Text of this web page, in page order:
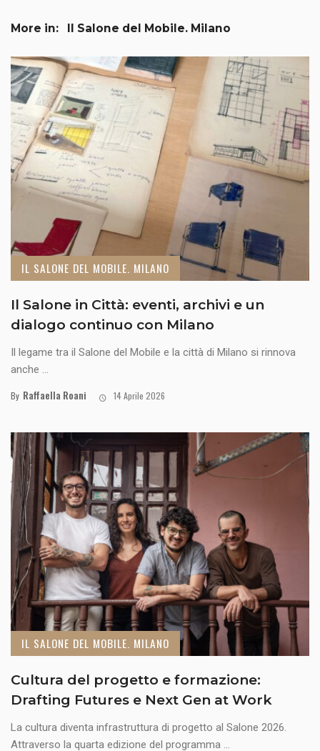
More in: Il Salone del Mobile. Milano
IL SALONE DEL MOBILE. MILANO
Il Salone in Città: eventi, archivi e un
dialogo continuo con Milano
Il legame tra il Salone del Mobile e la città di Milano si rinnova
anche ...
By Raffaella Roani 14 Aprile 2026
IL SALONE DEL MOBILE. MILANO
Cultura del progetto e formazione:
Drafting Futures e Next Gen at Work
La cultura diventa infrastruttura di progetto al Salone 2026.
Attraverso la quarta edizione del programma ...